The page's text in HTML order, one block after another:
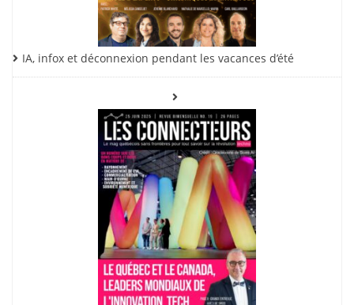
IA, infox et déconnexion pendant les vacances d’été